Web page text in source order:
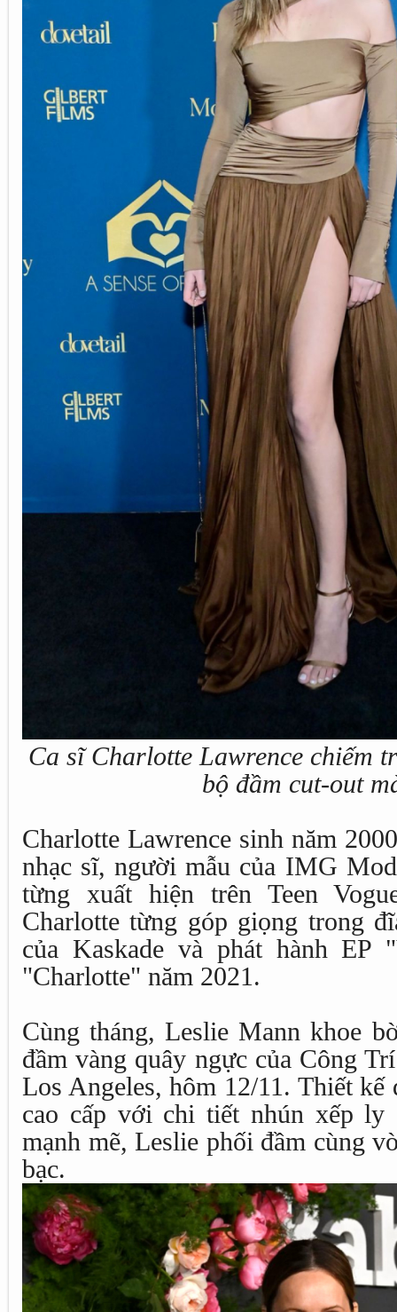
Ca sĩ Charlotte Lawrence chiếm
bộ đầm cut-out
Charlotte Lawrence sinh năm
nhạc sĩ, người mẫu của IMG
từng xuất hiện trên Teen
Charlotte từng góp giọng trong
của Kaskade và phát hành EP
"Charlotte" năm 2021.
Cùng tháng, Leslie Mann khoe
đầm vàng quây ngực của Công
Los Angeles, hôm 12/11. Thiết
cao cấp với chi tiết nhún xếp ly
mạnh mẽ, Leslie phối đầm cùng
bạc.